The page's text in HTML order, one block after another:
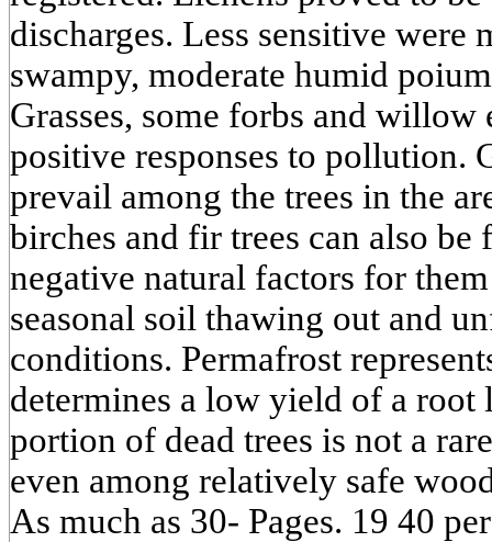
discharges. Less sensitive were
swampy, moderate humid
Grasses, some forbs and
positive responses to pollution.
prevail among the trees in the
birches and fir trees can also
negative natural factors for
seasonal soil thawing out and
conditions. Permafrost
determines a low yield of a root
portion of dead trees is not a
even among relatively safe
As much as 30- Pages. 19 40